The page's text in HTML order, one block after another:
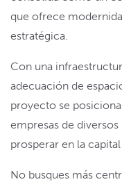
que ofrece
estratégica.
Con una
adecuación de
proyecto se
empresas de
prosperar en la
No busques más